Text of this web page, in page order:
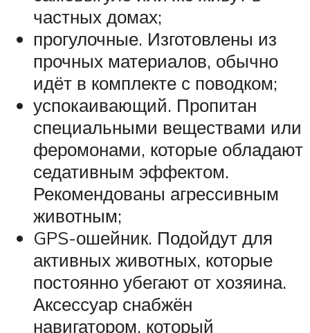
частных домах;
прогулочные. Изготовлены из
прочных материалов, обычно
идёт в комплекте с поводком;
успокаивающий. Пропитан
специальными веществами или
феромонами, которые обладают
седативным эффектом.
Рекомендованы агрессивным
животным;
GPS-ошейник. Подойдут для
активных животных, которые
постоянно убегают от хозяина.
Аксессуар снабжён
навигатором, который